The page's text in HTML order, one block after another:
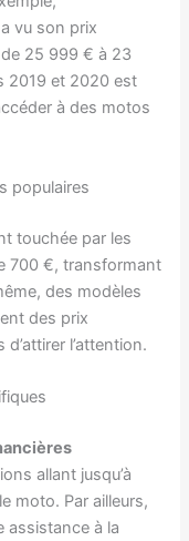
a vu son prix
25 999 € à 23
2019 et 2020 est
à des motos
populaires
touchée par les
700 €, transformant
des modèles
des prix
l’attention.
allant jusqu’à
moto. Par ailleurs,
assistance à la